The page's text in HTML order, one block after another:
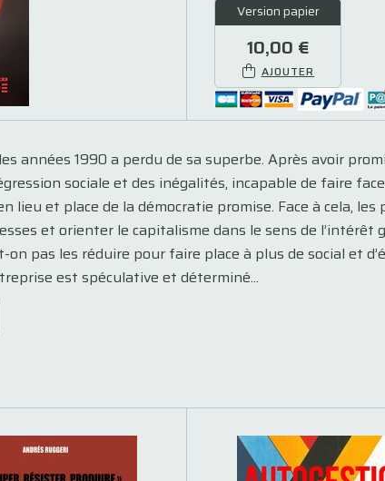
Version papier
10,00 €
AJOUTER
années 1990 a ­perdu de sa superbe. Après avoir
sociale et des inégalités, incapable de faire
lieu et place de la démocratie promise. Face à cela,
et orienter le capitalisme dans le sens de
pas les réduire pour faire place à plus de social et
est spéculative et déterminé...